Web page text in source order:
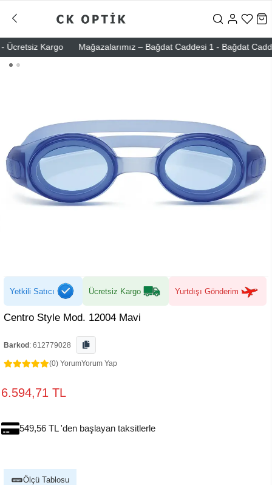
Kargo Mağazalarımız – Bağdat Caddesi 1 - Bağdat
Yetkili Satıcı Ücretsiz Kargo Yurtdışı Gönderim
Centro Style Mod. 12004 Mavi
Barkod : 612779028
(0) YorumYorum Yap
6.594,71 TL
549,56 TL 'den başlayan taksitlerle
Ölçü Tablosu